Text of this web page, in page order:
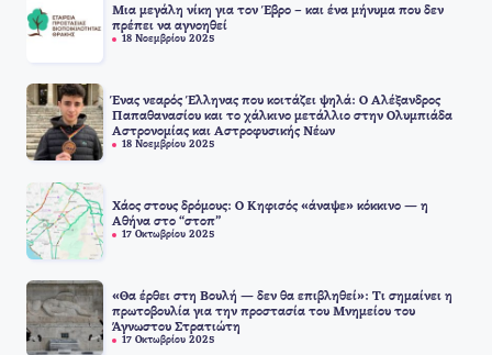
Μια μεγάλη νίκη για τον Έβρο – και ένα μήνυμα που δεν
πρέπει να αγνοηθεί
18 Νοεμβρίου 2025
Ένας νεαρός Έλληνας που κοιτάζει ψηλά: Ο Αλέξανδρος
Παπαθανασίου και το χάλκινο μετάλλιο στην Ολυμπιάδα
Αστρονομίας και Αστροφυσικής Νέων
18 Νοεμβρίου 2025
Χάος στους δρόμους: Ο Κηφισός «άναψε» κόκκινο — η
Αθήνα στο “στοπ”
17 Οκτωβρίου 2025
«Θα έρθει στη Βουλή — δεν θα επιβληθεί»: Τι σημαίνει η
πρωτοβουλία για την προστασία του Μνημείου του
Άγνωστου Στρατιώτη
17 Οκτωβρίου 2025